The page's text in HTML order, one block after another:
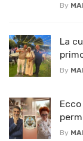
By
La
By
By